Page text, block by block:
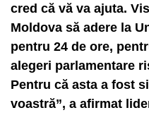
cred că vă va ajuta.
Moldova să adere la
pentru 24 de ore,
alegeri parlamentare
Pentru că asta a fost
voastră”, a afirmat